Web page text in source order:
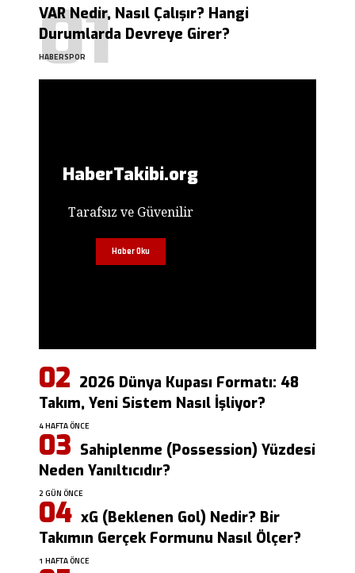
VAR Nedir, Nasıl Çalışır? Hangi
Durumlarda Devreye Girer?
HABERSPOR
HaberTakibi.org
Tarafsız ve Güvenilir
Haber Oku
2026 Dünya Kupası Formatı: 48
Takım, Yeni Sistem Nasıl İşliyor?
4 HAFTA ÖNCE
Sahiplenme (Possession) Yüzdesi
Neden Yanıltıcıdır?
2 GÜN ÖNCE
xG (Beklenen Gol) Nedir? Bir
Takımın Gerçek Formunu Nasıl Ölçer?
1 HAFTA ÖNCE